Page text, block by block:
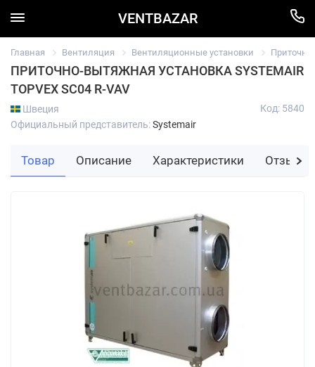
VENTBAZAR
Главная Вентиляция Вентиляционные установки
ПРИТОЧНО-ВЫТЯЖНАЯ УСТАНОВКА SYSTEMAIR
TOPVEX SC04 R-VAV
Швеция
Официальный представитель:Systemair
Код: 5840
Товар Описание Характеристики Отзывы